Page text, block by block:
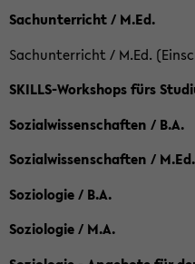
Sachunterricht / M.Ed.
Sachunterricht / M.Ed.
SKILLS-Workshops fürs
Sozialwissenschaften / B.A.
Sozialwissenschaften / M.Ed.
Soziologie / B.A.
Soziologie / M.A.